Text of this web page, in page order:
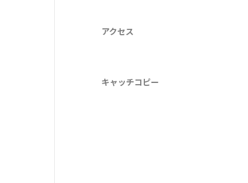
アクセス
キャッチコピー